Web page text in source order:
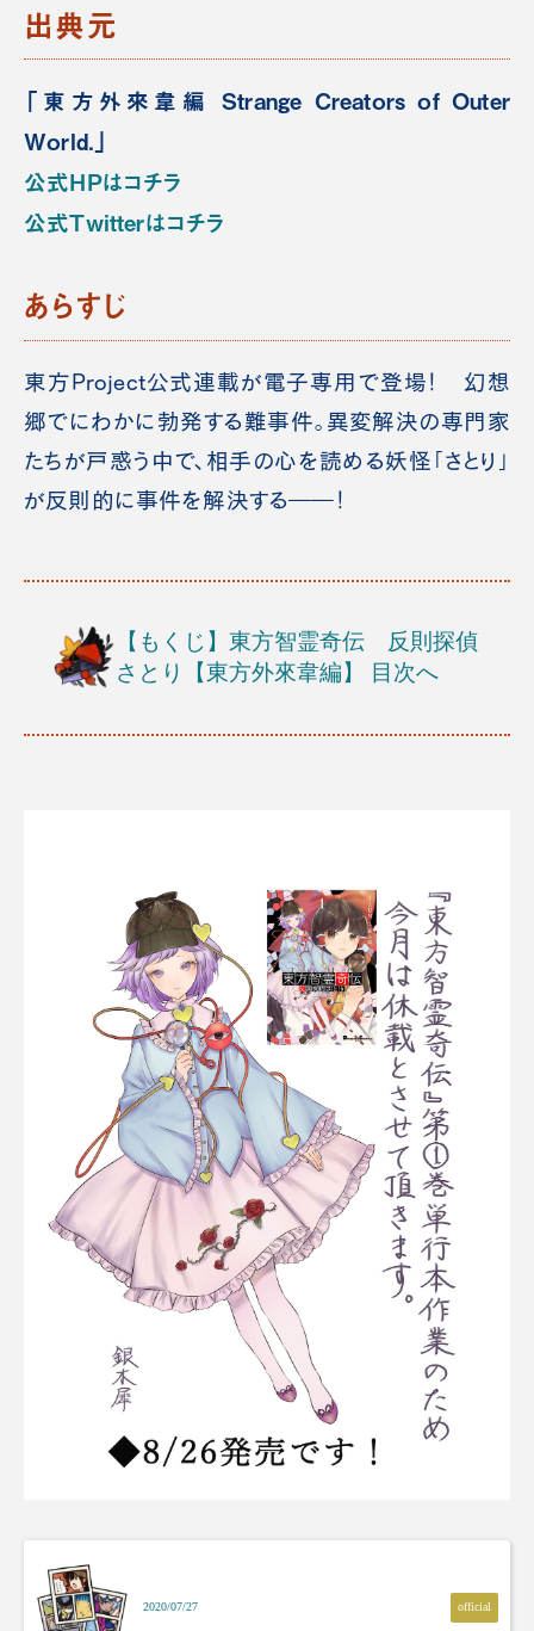
出典元
「東方外來韋編 Strange Creators of Outer
World.」
公式HPはコチラ
公式Twitterはコチラ
あらすじ
東方Project公式連載が電子専用で登場！ 幻想
郷でにわかに勃発する難事件。異変解決の専門家
たちが戸惑う中で、相手の心を読める妖怪「さとり」
が反則的に事件を解決する――！
【もくじ】東方智霊奇伝 反則探偵
さとり【東方外來韋編】
目次へ
2020/07/27 official